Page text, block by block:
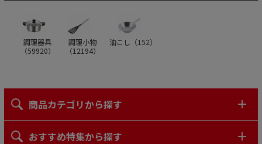
調理器具
（59920）
調理小物
（12194）
油こし（152）
商品カテゴリから探す
おすすめ特集から探す